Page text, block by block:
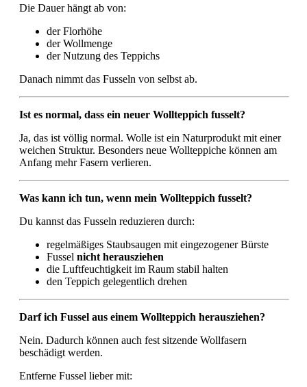
Die Dauer hängt ab von:
der Florhöhe
der Wollmenge
der Nutzung des Teppichs
Danach nimmt das Fusseln von selbst ab.
Ist es normal, dass ein neuer Wollteppich fusselt?
Ja, das ist völlig normal. Wolle ist ein Naturprodukt mit einer
weichen Struktur. Besonders neue Wollteppiche können am
Anfang mehr Fasern verlieren.
Was kann ich tun, wenn mein Wollteppich fusselt?
Du kannst das Fusseln reduzieren durch:
regelmäßiges Staubsaugen mit eingezogener Bürste
Fussel nicht herausziehen
die Luftfeuchtigkeit im Raum stabil halten
den Teppich gelegentlich drehen
Darf ich Fussel aus einem Wollteppich herausziehen?
Nein. Dadurch können auch fest sitzende Wollfasern
beschädigt werden.
Entferne Fussel lieber mit: